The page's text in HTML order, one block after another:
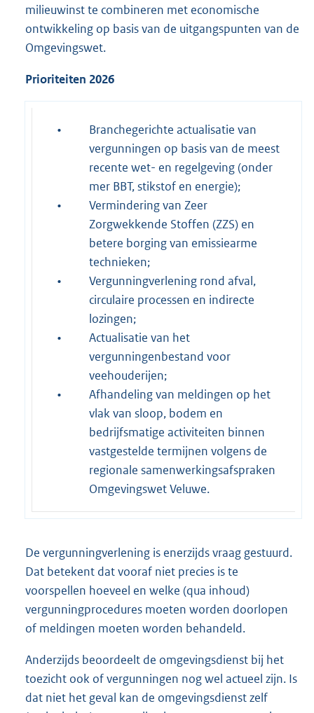
milieuwinst te combineren met economische
ontwikkeling op basis van de uitgangspunten van de
Omgevingswet.
Prioriteiten 2026
•
Branchegerichte actualisatie van
vergunningen op basis van de meest
recente wet- en regelgeving (onder
mer BBT, stikstof en energie);
•
Vermindering van Zeer
Zorgwekkende Stoffen (ZZS) en
betere borging van emissiearme
technieken;
•
Vergunningverlening rond afval,
circulaire processen en indirecte
lozingen;
•
Actualisatie van het
vergunningenbestand voor
veehouderijen;
•
Afhandeling van meldingen op het
vlak van sloop, bodem en
bedrijfsmatige activiteiten binnen
vastgestelde termijnen volgens de
regionale samenwerkingsafspraken
Omgevingswet Veluwe.
De vergunningverlening is enerzijds vraag gestuurd.
Dat betekent dat vooraf niet precies is te
voorspellen hoeveel en welke (qua inhoud)
vergunningprocedures moeten worden doorlopen
of meldingen moeten worden behandeld.
Anderzijds beoordeelt de omgevingsdienst bij het
toezicht ook of vergunningen nog wel actueel zijn. Is
dat niet het geval kan de omgevingsdienst zelf